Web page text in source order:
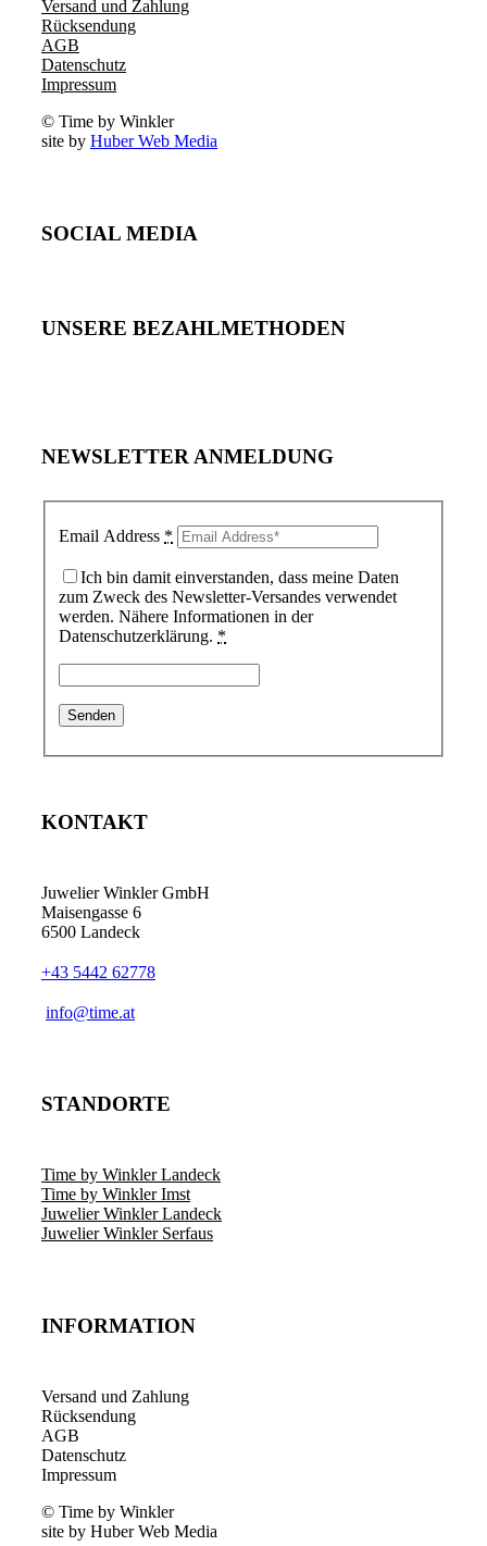
Versand und Zahlung
Rücksendung
AGB
Datenschutz
Impressum
© Time by Winkler
site by Huber Web Media
SOCIAL MEDIA
UNSERE BEZAHLMETHODEN
NEWSLETTER ANMELDUNG
Email Address *
Ich bin damit einverstanden, dass meine Daten
zum Zweck des Newsletter-Versandes verwendet
werden. Nähere Informationen in der
Datenschutzerklärung. *
KONTAKT
Juwelier Winkler GmbH
Maisengasse 6
6500 Landeck
+43 5442 62778
info@time.at
STANDORTE
Time by Winkler Landeck
Time by Winkler Imst
Juwelier Winkler Landeck
Juwelier Winkler Serfaus
INFORMATION
Versand und Zahlung
Rücksendung
AGB
Datenschutz
Impressum
© Time by Winkler
site by Huber Web Media